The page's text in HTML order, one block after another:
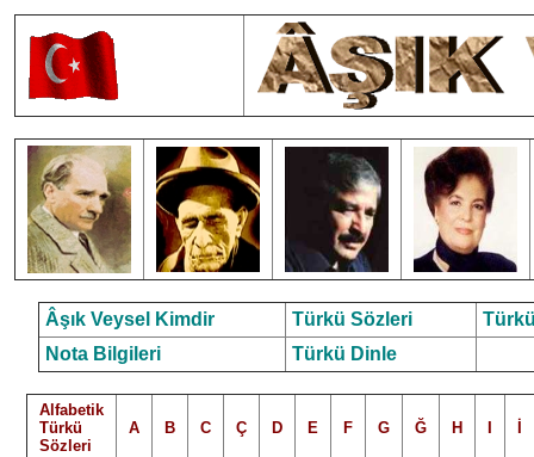
Âşık Veysel Kimdir Türkü Sözleri
Nota Bilgileri
Türkü Dinle
Alfabetik
Türkü
Sözleri
A B C Ç D E F G Ğ H